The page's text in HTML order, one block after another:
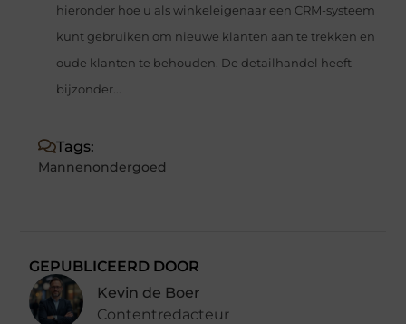
hieronder hoe u als winkeleigenaar een CRM-systeem
kunt gebruiken om nieuwe klanten aan te trekken en
oude klanten te behouden. De detailhandel heeft
bijzonder...
Tags:
Mannenondergoed
GEPUBLICEERD DOOR
Kevin de Boer
Contentredacteur